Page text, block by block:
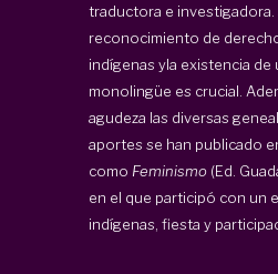
traductora e
reconocimiento de
indígenas yla existencia de
monolingüe es crucial.
agudeza las diversas
aportes se han publicado
como Feminismo (Ed.
en el que participó con un
indígenas, fiesta y